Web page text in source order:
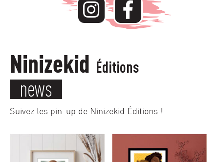
Ninizekid Éditions
news
Suivez les pin-up de Ninizekid Éditions !